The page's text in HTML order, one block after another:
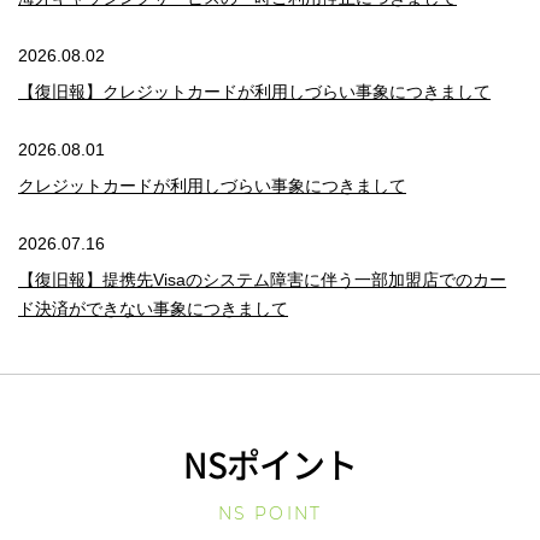
2026.08.02
【復旧報】クレジットカードが利用しづらい事象につきまして
2026.08.01
クレジットカードが利用しづらい事象につきまして
2026.07.16
【復旧報】提携先Visaのシステム障害に伴う一部加盟店でのカー
ド決済ができない事象につきまして
NSポイント
NS POINT